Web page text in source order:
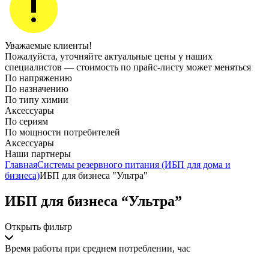
Уважаемые клиенты!
Пожалуйста, уточняйте актуальные цены у наших
специалистов — стоимость по прайс‑листу может меняться
По напряжению
По назначению
По типу химии
Аксессуары
По сериям
По мощности потребителей
Аксессуары
Наши партнеры
ГлавнаяСистемы резервного питания (ИБП для дома и
бизнеса)ИБП для бизнеса "Ультра"
ИБП для бизнеса “Ультра”
Открыть фильтр
Время работы при среднем потреблении, час